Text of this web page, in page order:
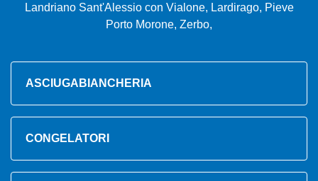
Landriano Sant'Alessio con Vialone, Lardirago, Pieve
Porto Morone, Zerbo,
ASCIUGABIANCHERIA
CONGELATORI